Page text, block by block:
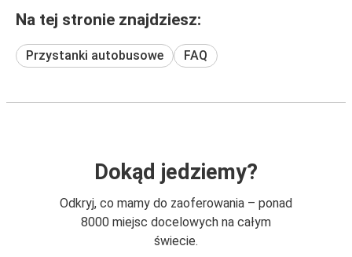
Na tej stronie znajdziesz:
Przystanki autobusowe FAQ
Dokąd jedziemy?
Odkryj, co mamy do zaoferowania – ponad
8000 miejsc docelowych na całym
świecie.